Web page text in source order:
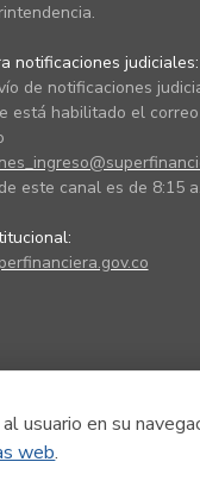
usuario en su
web.
notificaciones judiciales:
de notificaciones
está habilitado el correo
este canal es de 8:15